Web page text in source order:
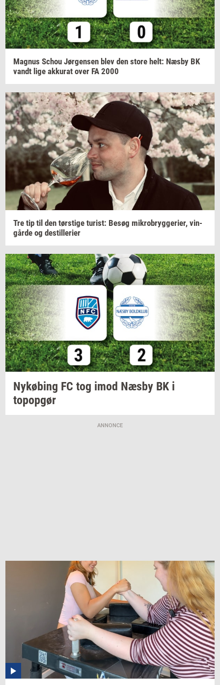
Magnus Schou Jør­gen­sen blev den store helt: Næsby BK
vandt lige ak­ku­rat over FA 2000
Tre tip til den tørsti­ge turist: Besøg mi­kro­bryg­ge­ri­er, vin­
går­de og destil­le­ri­er
Ny­kø­bing FC tog imod Næsby BK i
topop­gør
ANNONCE